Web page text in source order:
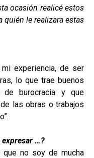
ocasión realicé estos
quién le realizara estas
experiencia, de ser
lo que trae buenos
de burocracia y que
las obras o trabajos
expresar …?
que no soy de mucha